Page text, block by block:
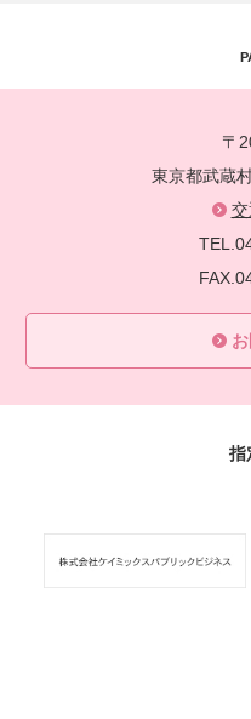
〒
東京都武蔵
指